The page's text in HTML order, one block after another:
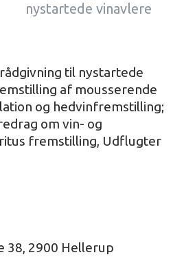
nystartede vinavlere
til nystartede
af mousserende
og hedvinfremstilling;
om vin- og
fremstilling, Udflugter
38, 2900 Hellerup